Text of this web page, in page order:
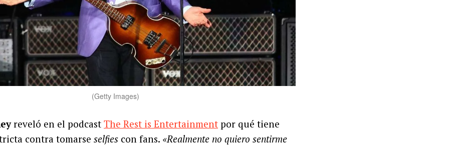
(Getty Images)
reveló en el podcast The Rest is Entertainment por qué tiene
contra tomarse selfies con fans. «Realmente no quiero sentirme